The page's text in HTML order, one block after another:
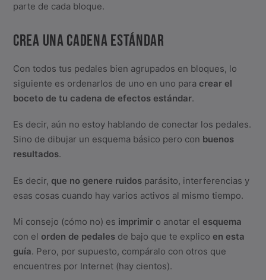
parte de cada bloque.
CREA UNA CADENA ESTÁNDAR
Con todos tus pedales bien agrupados en bloques, lo
siguiente es ordenarlos de uno en uno para crear el
boceto de tu cadena de efectos estándar.
Es decir, aún no estoy hablando de conectar los pedales.
Sino de dibujar un esquema básico pero con buenos
resultados.
Es decir, que no genere ruidos parásito, interferencias y
esas cosas cuando hay varios activos al mismo tiempo.
Mi consejo (cómo no) es imprimir o anotar el esquema
con el orden de pedales de bajo que te explico en esta
guía. Pero, por supuesto, compáralo con otros que
encuentres por Internet (hay cientos).